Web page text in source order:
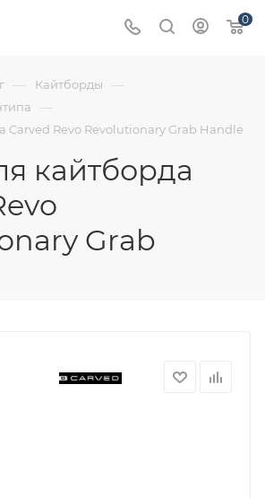
0
— Кайтборды —
—
Carved Revo Revolutionary Grab Handle
кайтборда
Grab